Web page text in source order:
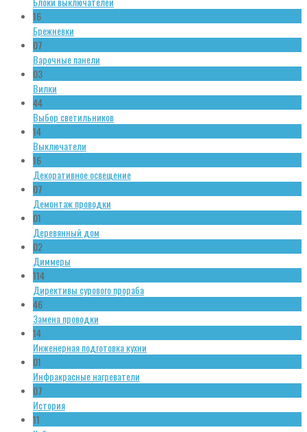
16
Брежневки
07
Варочные панели
03
Вилки
44
Выбор светильников
14
Выключатели
16
Декоративное освещение
07
Демонтаж проводки
01
Деревянный дом
02
Диммеры
114
Директивы сурового прораба
46
Замена проводки
14
Инженерная подготовка кухни
01
Инфракрасные нагреватели
07
История
11